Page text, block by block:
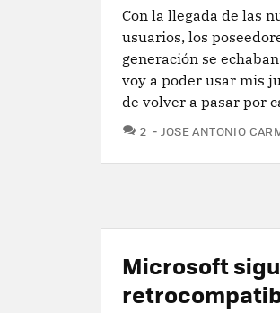
Con la llegada de las
usuarios, los
generación se
voy a poder usar mis
de volver a pasar por
2 COMENTARIOS
JOSE ANTONIO
Microsoft